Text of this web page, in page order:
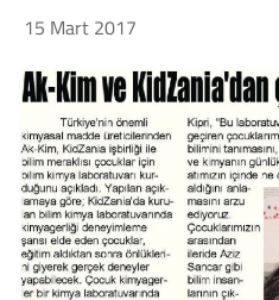
15 Mart 2017